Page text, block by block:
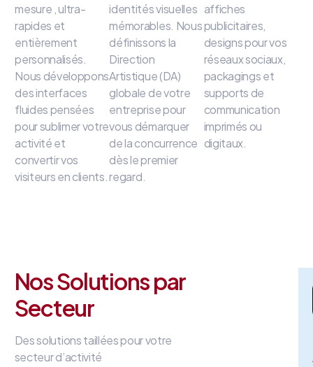
mesure , ultra-
rapides et
entièrement
personnalisés.
Nous développons
des interfaces
fluidespensées
pour sublimer votre
activité et
convertir vos
visiteurs en clients.
identités visuelles
mémorables. Nous
définissons la
Direction
Artistique (DA)
globale de votre
entreprisepour
vous démarquer
de la concurrence
dès le premier
regard.
affiches
publicitaires,
designs pour vos
réseaux sociaux,
packagings et
supports de
communication
imprimés ou
digitaux.
Nos Solutions par
Secteur
Des solutions taillées pour votre
secteur d’activité